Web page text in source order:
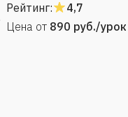
Рейтинг:
4,7
Цена от 890 руб./урок